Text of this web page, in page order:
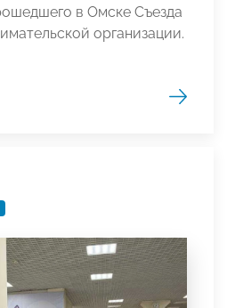
в Омске Съезда
организации.